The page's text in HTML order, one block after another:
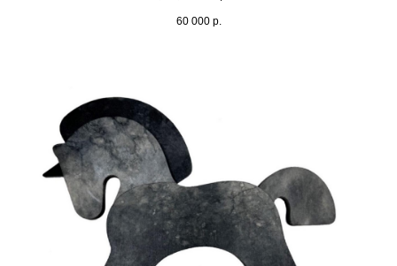
60 000 р.